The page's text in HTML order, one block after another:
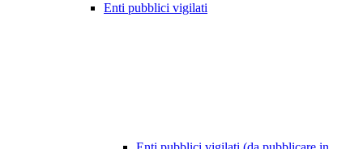
Enti pubblici vigilati